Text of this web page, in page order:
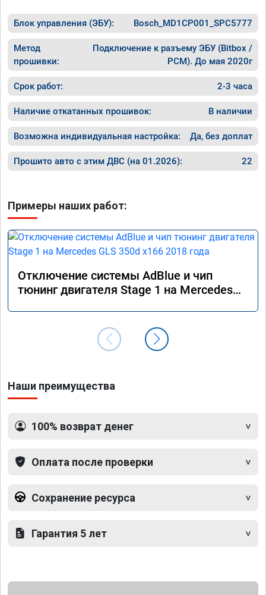
Блок управления (ЭБУ): Bosch_MD1CP001_SPC5777
Метод
прошивки:
Подключение к разъему ЭБУ (Bitbox /
PCM). До мая 2020г
Срок работ: 2-3 часа
Наличие откатанных прошивок: В наличии
Возможна индивидуальная настройка: Да, без доплат
Прошито авто с этим ДВС (на 01.2026): 22
Примеры наших работ:
Отключение системы AdBlue и чип
тюнинг двигателя Stage 1 на Mercedes
Наши преимущества
100% возврат денег
Оплата после проверки
Сохранение ресурса
Гарантия 5 лет